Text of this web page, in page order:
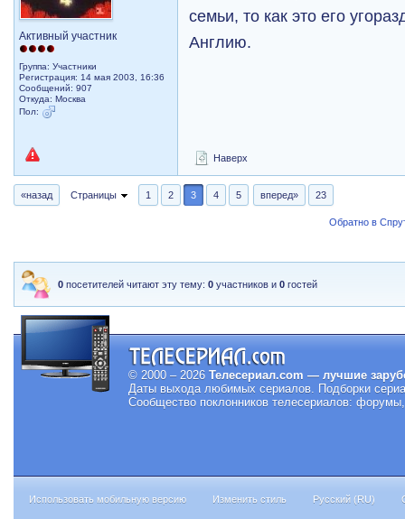
Активный участник
Группа: Участники
Регистрация: 14 мая 2003, 16:36
Сообщений: 907
Откуда: Москва
Пол:
семьи, то как это его
Англию.
Наверх
«назад Страницы 1 2 3 4 5 вперед» 23
Обратно в
0 посетителей читают эту тему:0 участников и0 гостей
© 2000 – 2026 Телесериал.com — лучшие
Даты выхода любимых сериалов. Подборки
Сообщество поклонников телесериалов:
Использовать мобильную версию Изменить стиль Русский (RU)